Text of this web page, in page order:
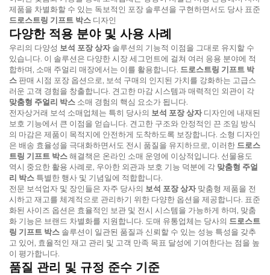
제품을 차별화할 수 있는 독보적인 포장 솔루션을 구현하면서도 당사 표준
드로스트링 기프트 박스 디자인
다양한 적용 분야 및 사용 사례
우리의 다양성 보석 포장 상자솔루션의 기능적 이점을 그대로 유지할 수
있습니다. 이 솔루션은 다양한 시장 세그먼트에 걸쳐 여러 응용 분야에 적
합하며, 소매 주얼리 매장에서는 이를 활용합니다. 드로스트링 기프트 박
스 판매 시점 포장 옵션으로, 보석 구매의 인지된 가치를 강화하는 고급스
러운 고객 경험을 창출합니다. 견고한 마감 시스템과 매력적인 외관이 각
맞춤형 주얼리 박스 소매 경험의 핵심 요소가 됩니다.
전자상거래 보석 소매업체는 특히 당사의 보석 포장 상자디자인에 내재된
보호 기능에서 큰 이점을 얻습니다. 견고한 구조와 안정적인 끈 조임 방식
의 마감은 제품이 목적지에 안전하게 도착하도록 보장합니다. 소형 디자인
은 배송 효율성을 극대화하면서도 전시 품질을 유지하므로, 이러한 드로스
트링 기프트 박스해결책은 온라인 소매 운영에 이상적입니다. 선물용도
역시 중요한 활용 사례로, 우아한 외관과 보호 기능 덕분에 각 맞춤형 주얼
리 박스 특별한 행사 및 기념일에 적합합니다.
전문 보석업자 및 장인들은 자주 당사의 보석 포장 상자맞춤형 제품을 전
시하고 재고를 체계적으로 관리하기 위한 다양한 옵션을 제공합니다. 표준
화된 사이즈 옵션은 효율적인 보관 및 전시 시스템을 가능하게 하며, 맞춤
화 기능은 브랜드 차별화를 지원합니다. 도매 유통업체는 당사의 드로스트
링 기프트 박스 솔루션이 일관된 품질과 신뢰할 수 있는 성능 특성을 갖추
고 있어, 효율적인 재고 관리 및 고객 만족 목표 달성에 기여한다는 점을 높
이 평가합니다.
품질 관리 및 규정 준수 기준